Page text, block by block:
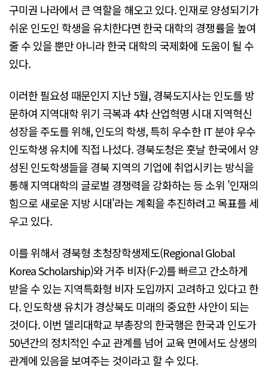
구미권 나라에서 큰 역할을 해오고 있다. 인재로 양성되기가
쉬운 인도인 학생을 유치한다면 한국 대학의 경쟁률을 높여
줄 수 있을 뿐만 아니라 한국 대학의 국제화에 도움이 될 수
있다.
이러한 필요성 때문인지 지난 5월, 경북도지사는 인도를 방
문하여 지역대학 위기 극복과 4차 산업혁명 시대 지역혁신
성장을 주도를 위해, 인도의 학생, 특히 우수한 IT 분야 우수
인도학생 유치에 직접 나섰다. 경북도청은 훗날 한국에서 양
성된 인도학생들을 경북 지역의 기업에 취업시키는 방식을
통해 지역대학의 글로벌 경쟁력을 강화하는 등 소위 '인재의
힘으로 새로운 지방 시대'라는 계획을 추진하려고 목표를 세
우고 있다.
이를 위해서 경북형 초청장학생제도(Regional Global
Korea Scholarship)와 거주 비자(F-2)를 빠르고 간소하게
받을 수 있는 지역특화형 비자 도입까지 고려하고 있다고 한
다. 인도학생 유치가 경상북도 미래의 중요한 사안이 되는
것이다. 이번 델리대학교 부총장의 한국행은 한국과 인도가
50년간의 정치적인 수교 관계를 넘어 교육 면에서도 상생의
관계에 있음을 보여주는 것이라고 할 수 있다.